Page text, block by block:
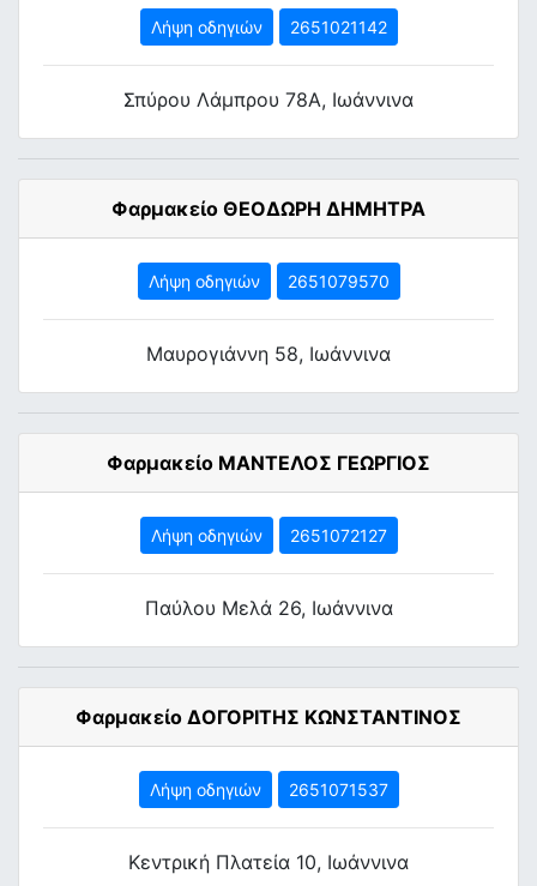
Λήψη οδηγιών 2651021142
Σπύρου Λάμπρου 78Α, Ιωάννινα
Φαρμακείο ΘΕΟΔΩΡΗ ΔΗΜΗΤΡΑ
Λήψη οδηγιών 2651079570
Μαυρογιάννη 58, Ιωάννινα
Φαρμακείο ΜΑΝΤΕΛΟΣ ΓΕΩΡΓΙΟΣ
Λήψη οδηγιών 2651072127
Παύλου Μελά 26, Ιωάννινα
Φαρμακείο ΔΟΓΟΡΙΤΗΣ ΚΩΝΣΤΑΝΤΙΝΟΣ
Λήψη οδηγιών 2651071537
Κεντρική Πλατεία 10, Ιωάννινα